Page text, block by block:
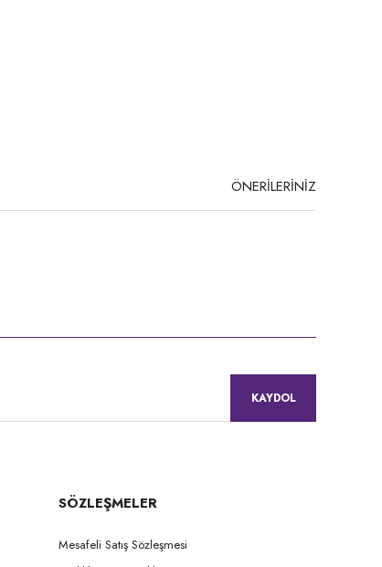
ÖNERİLERİNİZ
KAYDOL
SÖZLEŞMELER
Mesafeli Satış Sözleşmesi